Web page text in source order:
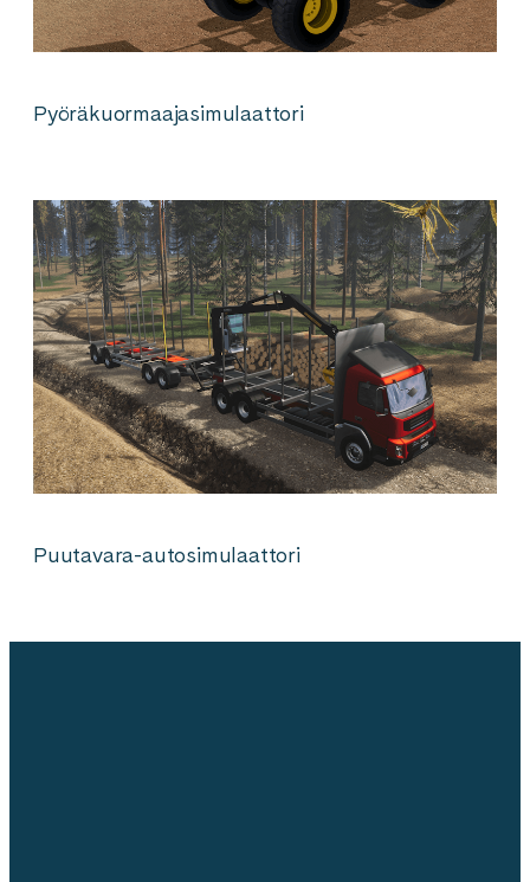
Pyöräkuormaajasimulaattori
Puutavara-autosimulaattori